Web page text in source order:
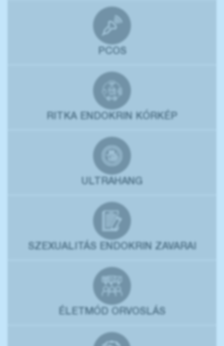
PCOS
RITKA ENDOKRIN KÓRKÉP
ULTRAHANG
SZEXUALITÁS ENDOKRIN ZAVARAI
ÉLETMÓD ORVOSLÁS